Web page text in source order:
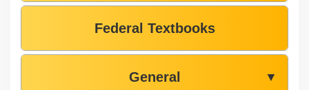
Federal Textbooks
General ▼